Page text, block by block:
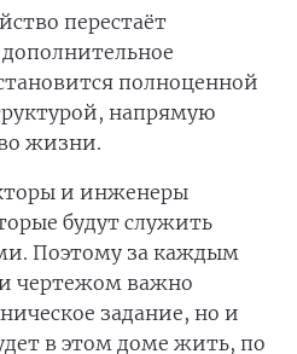
перестаёт
полноценной
напрямую
жизни.
и инженеры
будут служить
Поэтому за каждым
чертежом важно
задание, но и
в этом доме жить, по